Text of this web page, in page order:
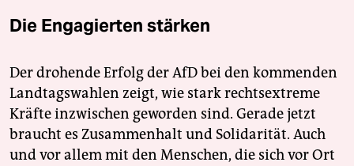
Die Engagierten stärken
Der drohende Erfolg der AfD bei den kommenden
Landtagswahlen zeigt, wie stark rechtsextreme
Kräfte inzwischen geworden sind. Gerade jetzt
braucht es Zusammenhalt und Solidarität. Auch
und vor allem mit den Menschen, die sich vor Ort